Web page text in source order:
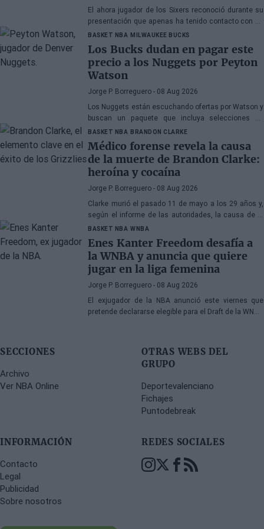
El ahora jugador de los Sixers reconoció durante su
presentación que apenas ha tenido contacto con su
antiguo compañero
BASKET NBA MILWAUKEE BUCKS
Los Bucks dudan en pagar este
precio a los Nuggets por Peyton
Watson
Jorge P. Borreguero - 08 Aug 2026
Los Nuggets están escuchando ofertas por Watson y
buscan un paquete que incluya selecciones de
primera ronda, jóvenes talentos o una combinación
de ambos
BASKET NBA BRANDON CLARKE
Médico forense revela la causa
de la muerte de Brandon Clarke:
heroína y cocaína
Jorge P. Borreguero - 08 Aug 2026
Clarke murió el pasado 11 de mayo a los 29 años y,
según el informe de las autoridades, la causa de la
muerte fueron los efectos de la heroína y la cocaína
BASKET NBA WNBA
Enes Kanter Freedom desafía a
la WNBA y anuncia que quiere
jugar en la liga femenina
Jorge P. Borreguero - 08 Aug 2026
El exjugador de la NBA anunció este viernes que
pretende declararse elegible para el Draft de la WNBA
SECCIONES
Archivo
Ver NBA Online
OTRAS WEBS DEL
GRUPO
Deportevalenciano
Fichajes
Puntodebreak
INFORMACIÓN
Contacto
Legal
Publicidad
Sobre nosotros
REDES SOCIALES